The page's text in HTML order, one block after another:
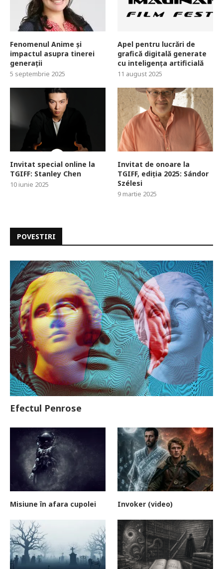
Fenomenul Anime și
impactul asupra tinerei
generații
5 septembrie 2025
Apel pentru lucrări de
grafică digitală generate
cu inteligența artificială
11 august 2025
Invitat special online la
TGIFF: Stanley Chen
10 iunie 2025
Invitat de onoare la
TGIFF, ediția 2025: Sándor
Szélesi
9 martie 2025
POVESTIRI
Efectul Penrose
Misiune în afara cupolei Invoker (video)